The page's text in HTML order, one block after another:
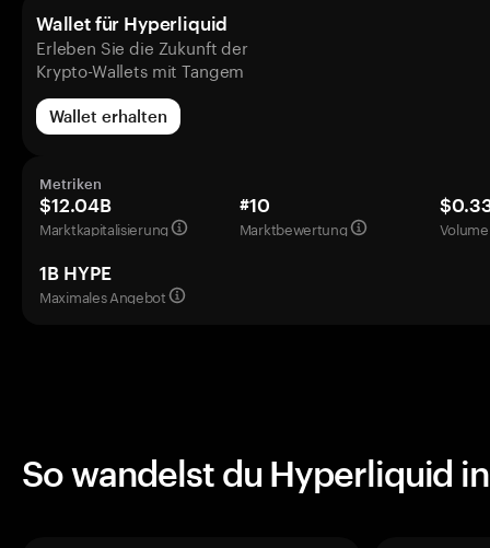
Wallet für Hyperliquid
Erleben Sie die Zukunft der
Krypto-Wallets mit Tangem
Wallet erhalten
Metriken
$12.04B
Marktkapitalisierung
#10
Marktbewertung
1B HYPE
Maximales Angebot
So wandelst du Hyperliquid